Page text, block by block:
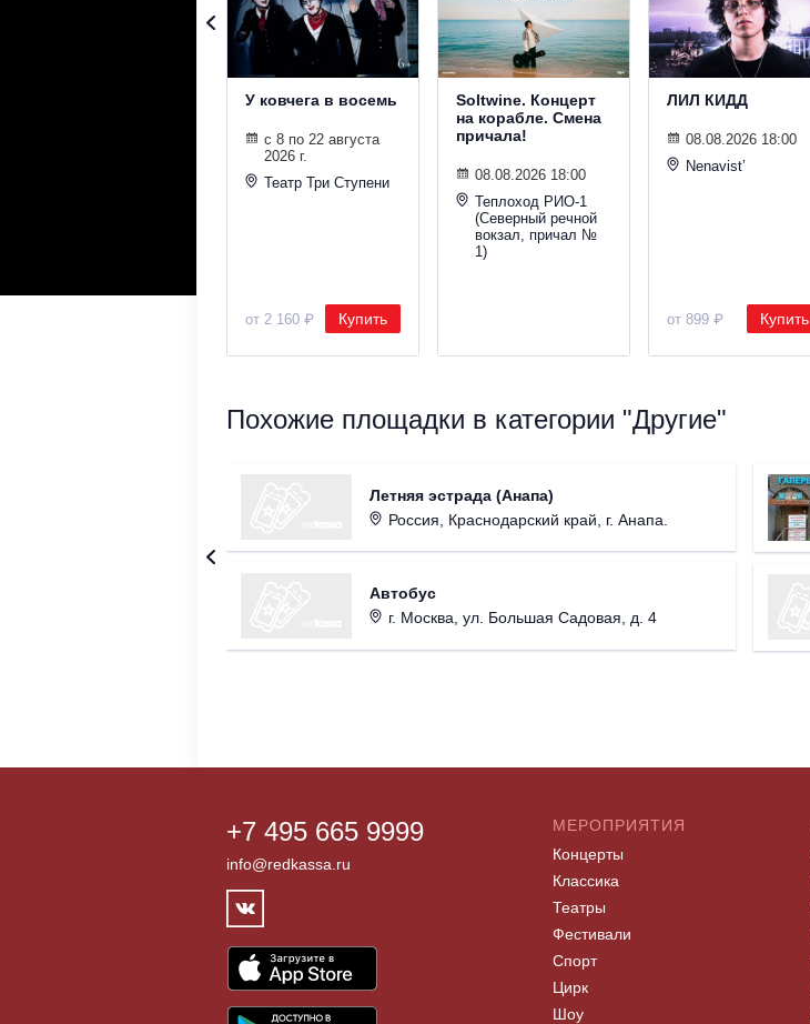
У ковчега в восемь
с 8 по 22 августа
2026 г.
Театр Три Ступени
от 2 160 ₽ Купить
Soltwine. Концерт
на корабле. Смена
причала!
08.08.2026 18:00
Теплоход РИО-1
(Северный речной
вокзал, причал №
1)
ЛИЛ КИДД
08.08.2026 18:00
Nenavist’
от 899 ₽ Купить
Похожие площадки в категории "Другие"
Летняя эстрада (Анапа)
Россия, Краснодарский край, г. Анапа.
Автобус
г. Москва, ул. Большая Садовая, д. 4
+7 495 665 9999
info@redkassa.ru
МЕРОПРИЯТИЯ
Концерты
Классика
Театры
Фестивали
Спорт
Цирк
Шоу